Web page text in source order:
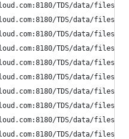
TDS/data/
TDS/data/files/
TDS/data/files/
TDS/data/files/p9/
TDS/data/files/p9/
TDS/data/files/p9/
TDS/data/files/
TDS/data/files/p9/
TDS/data/files/p9/
TDS/data/files/p9/